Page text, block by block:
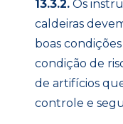
13.3.2.Os
caldeiras
boas
condição de
de artifícios
controle e